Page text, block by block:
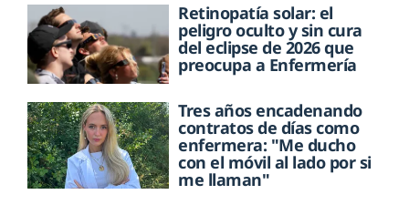
Retinopatía solar: el
peligro oculto y sin cura
del eclipse de 2026 que
preocupa a Enfermería
Tres años encadenando
contratos de días como
enfermera: "Me ducho
con el móvil al lado por si
me llaman"